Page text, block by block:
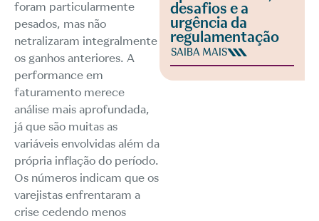
foram particularmente
pesados, mas não
netralizaram integralmente
os ganhos anteriores. A
performance em
faturamento merece
análise mais aprofundada,
já que são muitas as
variáveis envolvidas além da
própria inflação do período.
Os números indicam que os
varejistas enfrentaram a
crise cedendo menos
desafios e a
urgência da
regulamentação
SAIBA MAIS